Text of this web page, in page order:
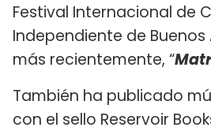
Festival Internacional de
Independiente de Buenos
más recientemente, “
También ha publicado
con el sello Reservoir